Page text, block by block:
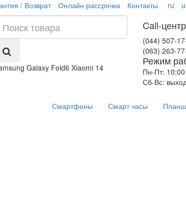
/ Возврат Онлайн рассрочка Контакты ru
Galaxy Fold6 Xiaomi 14
Call-центр
(044) 507-
(063) 263-
Режим
Пн-Пт:
Сб-Вс:
Смартфоны Смарт часы